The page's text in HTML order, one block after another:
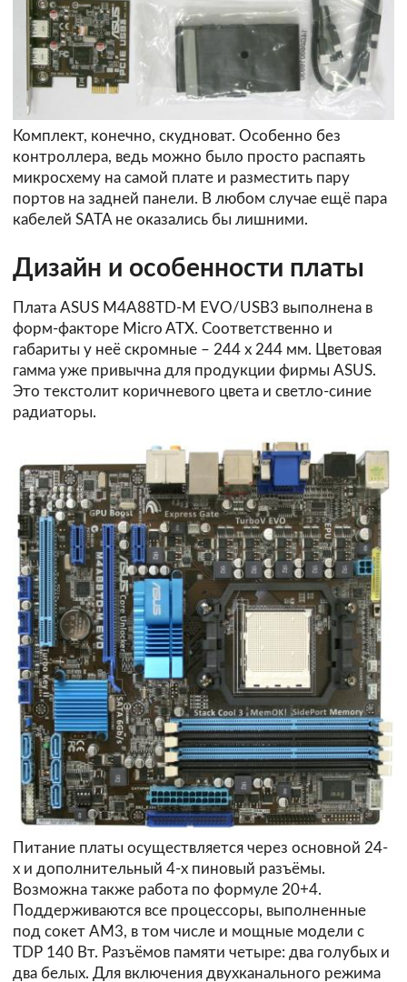
Комплект, конечно, скудноват. Особенно без
контроллера, ведь можно было просто распаять
микросхему на самой плате и разместить пару
портов на задней панели. В любом случае ещё пара
кабелей SATA не оказались бы лишними.
Дизайн и особенности платы
Плата ASUS M4A88TD-M EVO/USB3 выполнена в
форм-факторе Micro ATX. Соответственно и
габариты у неё скромные – 244 х 244 мм. Цветовая
гамма уже привычна для продукции фирмы ASUS.
Это текстолит коричневого цвета и светло-синие
радиаторы.
Питание платы осуществляется через основной 24-
х и дополнительный 4-х пиновый разъёмы.
Возможна также работа по формуле 20+4.
Поддерживаются все процессоры, выполненные
под сокет AM3, в том числе и мощные модели с
TDP 140 Вт. Разъёмов памяти четыре: два голубых и
два белых. Для включения двухканального режима